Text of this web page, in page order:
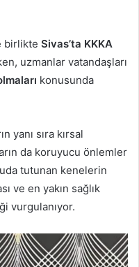
birlikte Sivas’ta KKKA
uzmanlar vatandaşları
konusunda
yanı sıra kırsal
da koruyucu önlemler
tutunan kenelerin
ve en yakın sağlık
vurgulanıyor.